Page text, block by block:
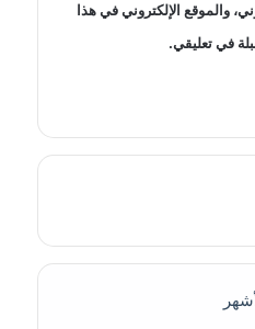
والموقع الإلكتروني في هذا
في تعليقي.